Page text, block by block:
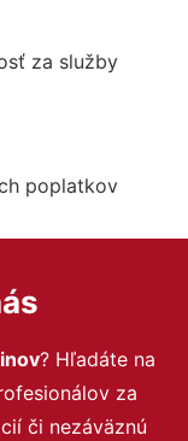
za služby
poplatkov
? Hľadáte na
za
či nezáväznú